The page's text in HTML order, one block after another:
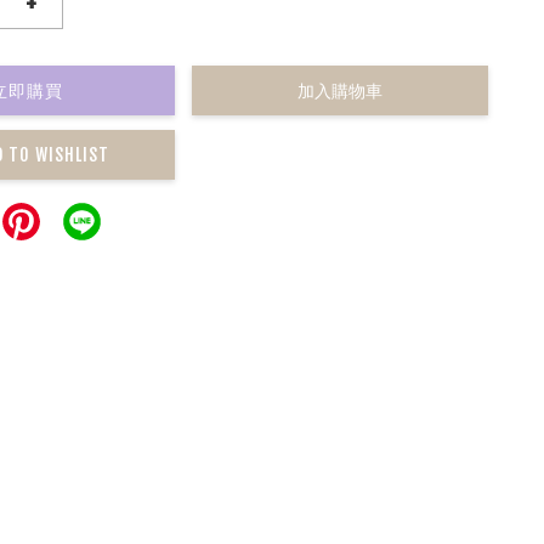
即購買 加入購物車
TO WISHLIST